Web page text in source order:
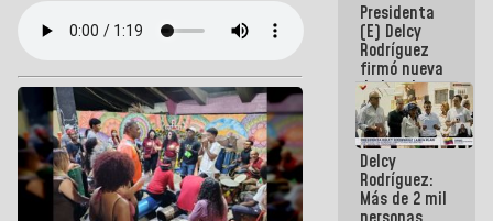
Presidenta
(E) Delcy
Rodríguez
firmó nueva
de Ley de
Arrendamiento
aprobada
por la AN
Delcy
Rodríguez:
Más de 2 mil